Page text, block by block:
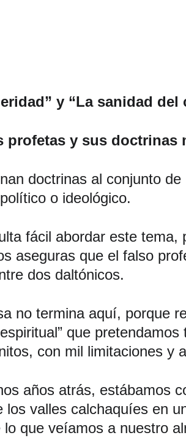
y “La sanidad del
profetas y sus doctrinas
doctrinas al conjunto
o ideológico.
fácil abordar este
aseguras que el falso
dos daltónicos.
no termina aquí, porque
que
con mil limitaciones y
años atrás, estábamos
los valles calchaquíes en
lo que veíamos a nuestro